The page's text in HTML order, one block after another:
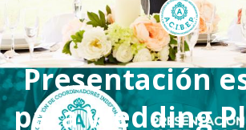
Presentación
para Wedding